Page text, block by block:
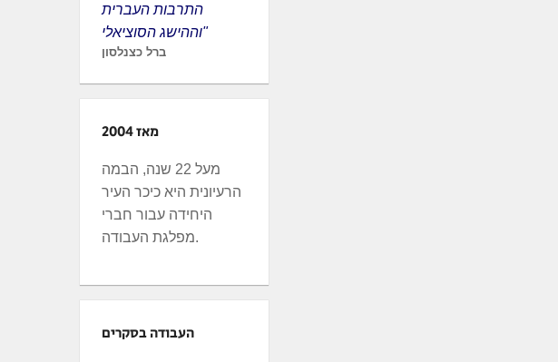
התרבות העברית
וההישג הסוציאלי"
ברל כצנלסון
מאז 2004
מעל 22 שנה, הבמה
הרעיונית היא כיכר העיר
היחידה עבור חברי
מפלגת העבודה.
העבודה בסקרים